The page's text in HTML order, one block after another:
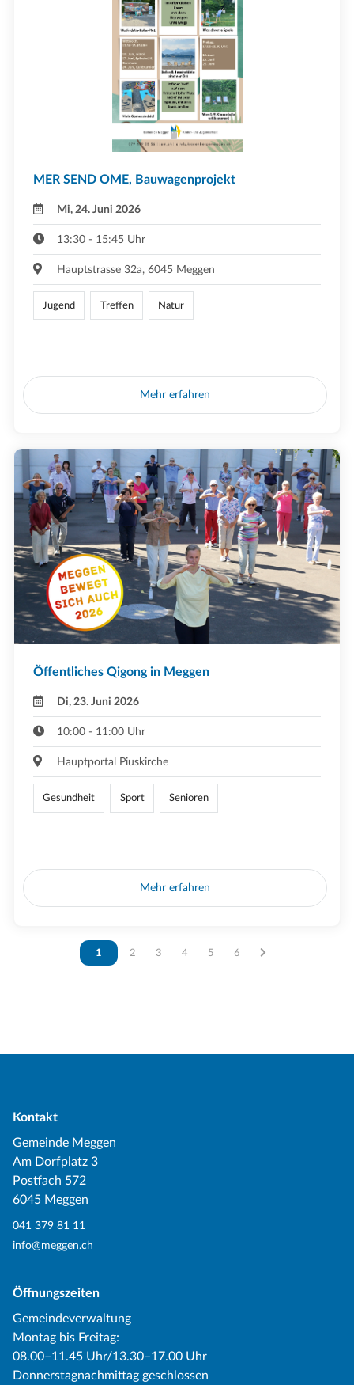
MER SEND OME, Bauwagenprojekt
Mi, 24. Juni 2026
13:30 - 15:45 Uhr
Hauptstrasse 32a, 6045 Meggen
Jugend Treffen Natur
Mehr erfahren
Öffentliches Qigong in Meggen
Di, 23. Juni 2026
10:00 - 11:00 Uhr
Hauptportal Piuskirche
Gesundheit Sport Senioren
Mehr erfahren
Vous êtes sur la page
1 Vous êtes sur la page
2 Vous êtes sur la page
3 Vous êtes sur la page
4 Vous êtes sur la page
5 Vous êtes sur la page
6
Kontakt
Gemeinde Meggen
Am Dorfplatz 3
Postfach 572
6045 Meggen
041 379 81 11
info@meggen.ch
Öffnungszeiten
Gemeindeverwaltung
Montag bis Freitag:
08.00–11.45 Uhr/13.30–17.00 Uhr
Donnerstagnachmittag geschlossen